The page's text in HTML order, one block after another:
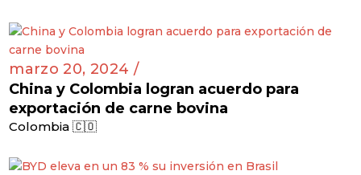
marzo 20, 2024 /
China y Colombia logran acuerdo para
exportación de carne bovina
Colombia 🇨🇴